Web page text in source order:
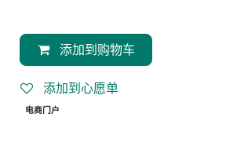
添加到购物车
添加到心愿单
电商门户